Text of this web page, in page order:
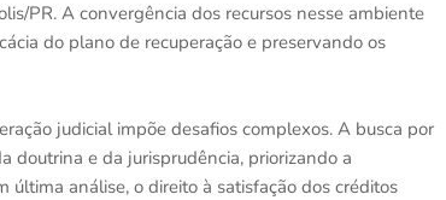
PR. A convergência dos recursos nesse ambiente
do plano de recuperação e preservando os
judicial impõe desafios complexos. A busca por
doutrina e da jurisprudência, priorizando a
última análise, o direito à satisfação dos créditos